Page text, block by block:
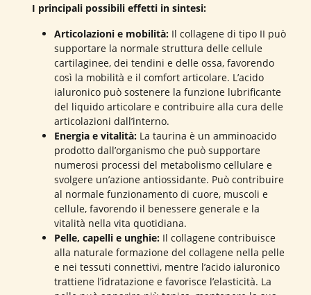
I principali possibili effetti in sintesi:
Articolazioni e mobilità: Il collagene di tipo II può
supportare la normale struttura delle cellule
cartilaginee, dei tendini e delle ossa, favorendo
così la mobilità e il comfort articolare. L’acido
ialuronico può sostenere la funzione lubrificante
del liquido articolare e contribuire alla cura delle
articolazioni dall’interno.
Energia e vitalità: La taurina è un amminoacido
prodotto dall’organismo che può supportare
numerosi processi del metabolismo cellulare e
svolgere un’azione antiossidante. Può contribuire
al normale funzionamento di cuore, muscoli e
cellule, favorendo il benessere generale e la
vitalità nella vita quotidiana.
Pelle, capelli e unghie: Il collagene contribuisce
alla naturale formazione del collagene nella pelle
e nei tessuti connettivi, mentre l’acido ialuronico
trattiene l’idratazione e favorisce l’elasticità. La